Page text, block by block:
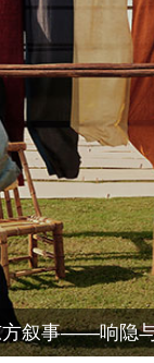
，为什么是它